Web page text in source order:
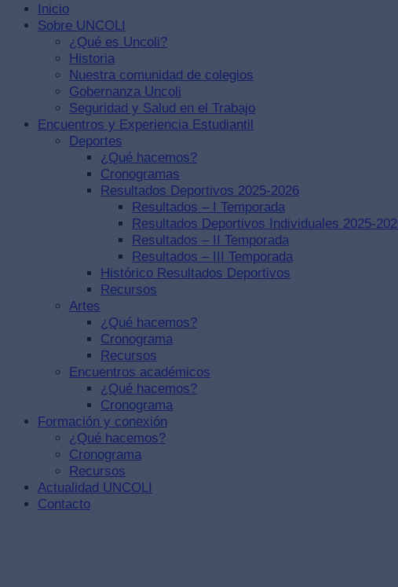
Inicio
Sobre UNCOLI
¿Qué es Uncoli?
Historia
Nuestra comunidad de colegios
Gobernanza Uncoli
Seguridad y Salud en el Trabajo
Encuentros y Experiencia Estudiantil
Deportes
¿Qué hacemos?
Cronogramas
Resultados Deportivos 2025-2026
Resultados – I Temporada
Resultados Deportivos Individuales 2025-
Resultados – II Temporada
Resultados – III Temporada
Histórico Resultados Deportivos
Recursos
Artes
¿Qué hacemos?
Cronograma
Recursos
Encuentros académicos
¿Qué hacemos?
Cronograma
Formación y conexión
¿Qué hacemos?
Cronograma
Recursos
Actualidad UNCOLI
Contacto